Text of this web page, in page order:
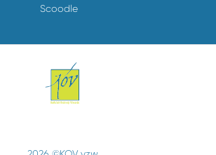
Scoodle